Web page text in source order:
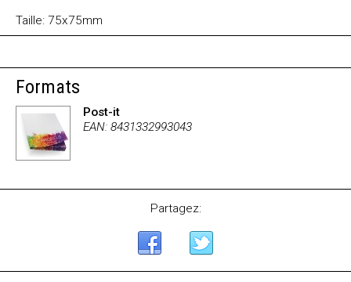
Taille: 75x75mm
Formats
Post-it
EAN: 8431332993043
Partagez: